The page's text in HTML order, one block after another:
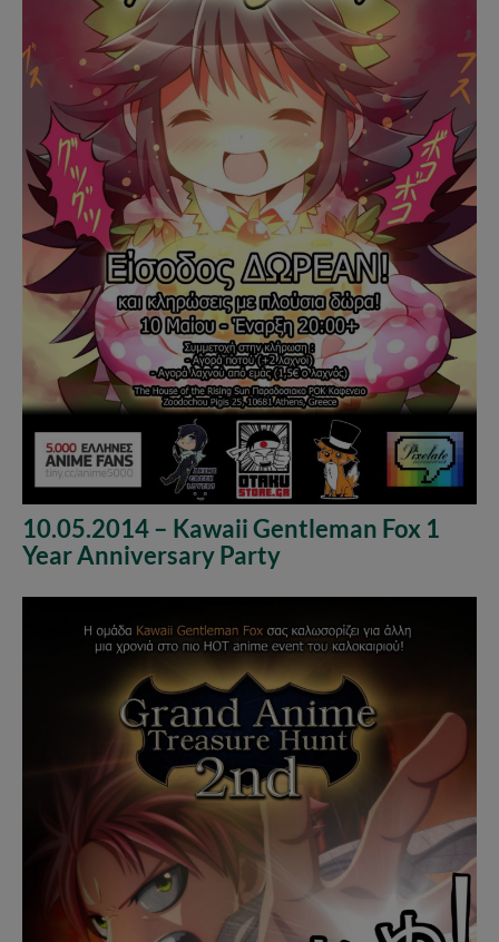
10.05.2014 – Kawaii Gentleman Fox 1
Year Anniversary Party